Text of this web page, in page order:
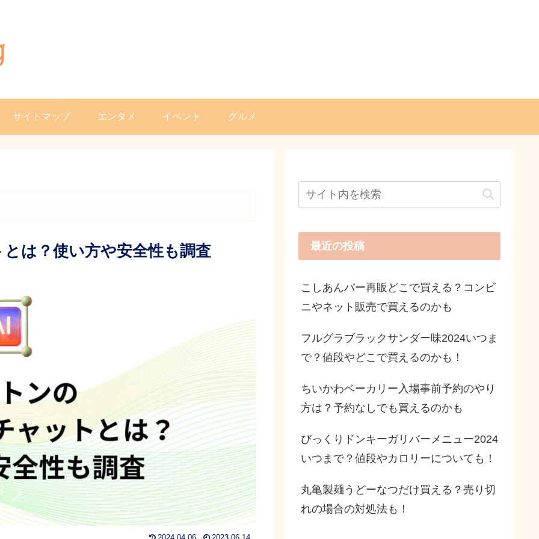
サイトマップ エンタメ イベント グルメ
は？使い方や安全性も調査 最近の投稿
こしあんバー再販どこで買える？コンビ
ニやネット販売で買えるのかも
フルグラブラックサンダー味2024いつま
で？値段やどこで買えるのかも！
ちいかわベーカリー入場事前予約のやり
方は？予約なしでも買えるのかも
びっくりドンキーガリバーメニュー2024
いつまで？値段やカロリーについても！
丸亀製麺うどーなつだけ買える？売り切
れの場合の対処法も！